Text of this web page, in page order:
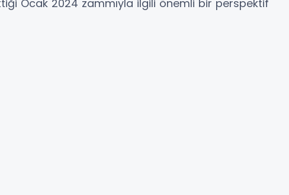
Ocak 2024 zammıyla ilgili önemli bir perspektif